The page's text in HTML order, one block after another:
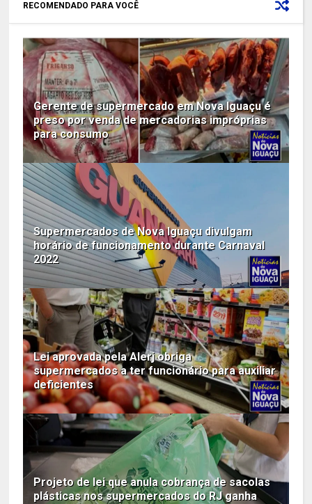
RECOMENDADO PARA VOCÊ
Gerente de supermercado em Nova Iguaçu é
preso por venda de mercadorias impróprias
para consumo
Supermercados de Nova Iguaçu divulgam
horário de funcionamento durante Carnaval
2022
Lei aprovada pela Alerj obriga
supermercados a ter funcionário para auxiliar
deficientes
Projeto de lei que anula cobrança de sacolas
plásticas nos supermercados do RJ ganha